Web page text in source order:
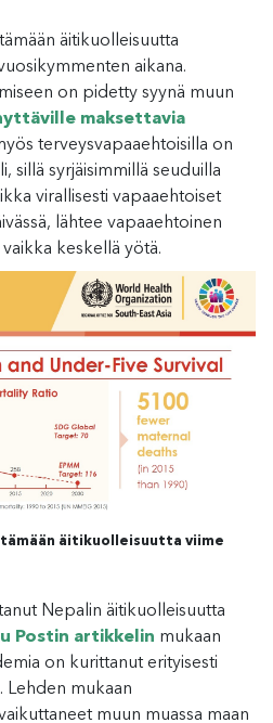
äitikuolleisuutta
aikana.
on pidetty syynä muun
maksettavia
terveysvapaaehtoisilla on
sillä syrjäisimmillä seuduilla
virallisesti vapaaehtoiset
lähtee vapaaehtoinen
keskellä yötä.
äitikuolleisuutta viime
Nepalin äitikuolleisuutta
Postin artikkelin mukaan
on kurittanut erityisesti
Lehden mukaan
muun muassa maan